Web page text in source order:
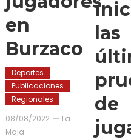
en
Burzaco
Deportes
Publicaciones
Regionales
08/08/2022
La
Maja
las
de